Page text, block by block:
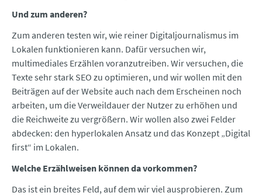
Und zum anderen?
Zum anderen testen wir, wie reiner Digitaljournalismus im
Lokalen funktionieren kann. Dafür versuchen wir,
multimediales Erzählen voranzutreiben. Wir versuchen, die
Texte sehr stark SEO zu optimieren, und wir wollen mit den
Beiträgen auf der Website auch nach dem Erscheinen noch
arbeiten, um die Verweildauer der Nutzer zu erhöhen und
die Reichweite zu vergrößern. Wir wollen also zwei Felder
abdecken: den hyperlokalen Ansatz und das Konzept „Digital
first“ im Lokalen.
Welche Erzählweisen können da vorkommen?
Das ist ein breites Feld, auf dem wir viel ausprobieren. Zum